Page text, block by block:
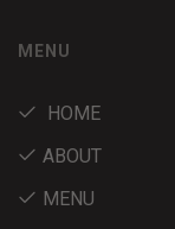
MENU
HOME
ABOUT
MENU